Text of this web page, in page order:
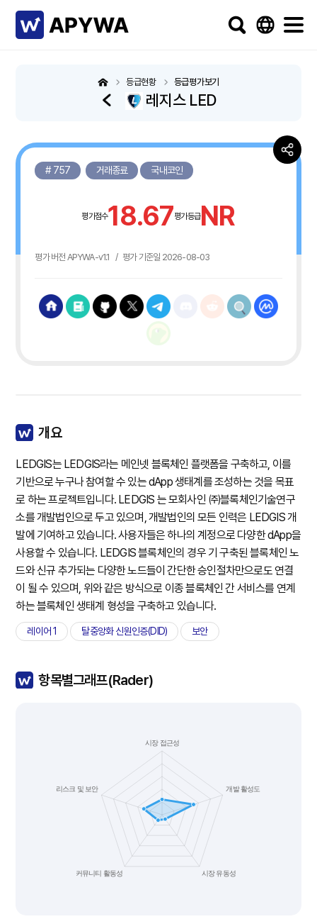
레지스 LED
등급현황 등급평가보기
# 757 거래종료 국내코인
평가점수18.67평가등급NR
평가 버전 APYWA-v1.1 / 평가 기준일 2026-08-03
개요
LEDGIS는 LEDGIS라는 메인넷 블록체인 플랫폼을 구축하고, 이를
기반으로 누구나 참여할 수 있는 dApp 생태계를 조성하는 것을 목표
로 하는 프로젝트입니다. LEDGIS 는 모회사인 ㈜블록체인기술연구
소를 개발법인으로 두고 있으며, 개발법인의 모든 인력은 LEDGIS 개
발에 기여하고 있습니다. 사용자들은 하나의 계정으로 다양한 dApp을
사용할 수 있습니다. LEDGIS 블록체인의 경우 기 구축된 블록체인 노
드와 신규 추가되는 다양한 노드들이 간단한 승인절차만으로도 연결
이 될 수 있으며, 위와 같은 방식으로 이종 블록체인 간 서비스를 연계
하는 블록체인 생태계 형성을 구축하고 있습니다.
레이어 1 탈중앙화 신원인증(DID) 보안
항목별그래프(Rader)